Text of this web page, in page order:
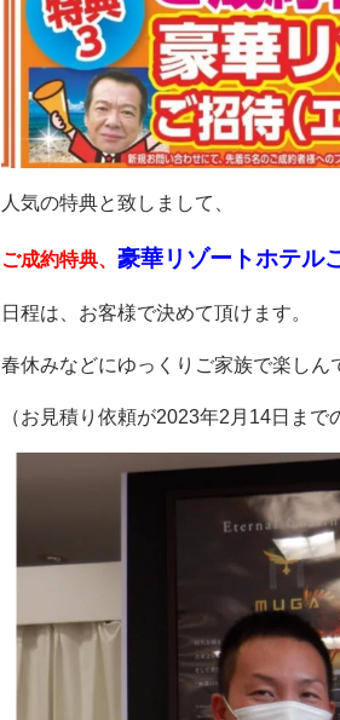
人気の特典と致しまして、
ご成約特典、 豪華リゾートホテル
日程は、お客様で決めて頂けます。
春休みなどにゆっくりご家族で楽しん
（お見積り依頼が2023年2月14日ま